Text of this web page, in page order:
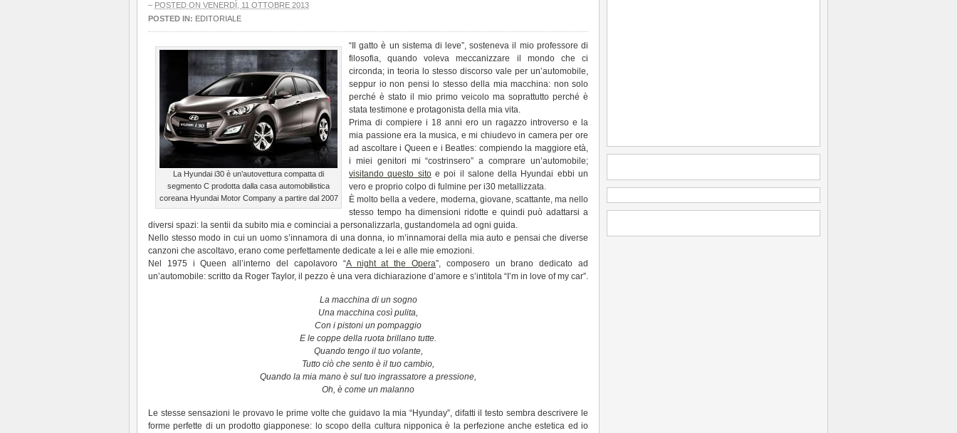
– POSTED ON VENERDÌ, 11 OTTOBRE 2013
POSTED IN: EDITORIALE
La Hyundai i30 è un’autovettura compatta di
segmento C prodotta dalla casa automobilistica
coreana Hyundai Motor Company a partire dal 2007
“Il gatto è un sistema di leve”, sosteneva il mio professore di
filosofia, quando voleva meccanizzare il mondo che ci
circonda; in teoria lo stesso discorso vale per un’automobile,
seppur io non pensi lo stesso della mia macchina: non solo
perché è stato il mio primo veicolo ma soprattutto perché è
stata testimone e protagonista della mia vita.
Prima di compiere i 18 anni ero un ragazzo introverso e la
mia passione era la musica, e mi chiudevo in camera per ore
ad ascoltare i Queen e i Beatles: compiendo la maggiore età,
i miei genitori mi “costrinsero” a comprare un’automobile;
visitando questo sitoe poi il salone della Hyundai ebbi un
vero e proprio colpo di fulmine per i30 metallizzata.
È molto bella a vedere, moderna, giovane, scattante, ma nello
stesso tempo ha dimensioni ridotte e quindi può adattarsi a
diversi spazi: la sentii da subito mia e cominciai a personalizzarla, gustandomela ad ogni guida.
Nello stesso modo in cui un uomo s’innamora di una donna, io m’innamorai della mia auto e pensai che diverse
canzoni che ascoltavo, erano come perfettamente dedicate a lei e alle mie emozioni.
Nel 1975 i Queen all’interno del capolavoro “A night at the Opera”, composero un brano dedicato ad
un’automobile: scritto da Roger Taylor, il pezzo è una vera dichiarazione d’amore e s’intitola “I’m in love of my car”.
La macchina di un sogno
Una macchina così pulita,
Con i pistoni un pompaggio
E le coppe della ruota brillano tutte.
Quando tengo il tuo volante,
Tutto ciò che sento è il tuo cambio,
Quando la mia mano è sul tuo ingrassatore a pressione,
Oh, è come un malanno
Le stesse sensazioni le provavo le prime volte che guidavo la mia “Hyunday”, difatti il testo sembra descrivere le
forme perfette di un prodotto giapponese: lo scopo della cultura nipponica è la perfezione anche estetica ed io